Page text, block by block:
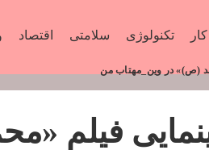
تکنولوژی سلامتی اقتصاد
(ص)» در وین_مهتاب من
فیلم